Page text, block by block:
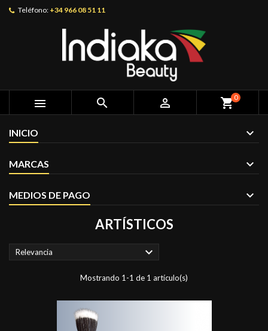
Teléfono: +34 966 08 51 11
   shopping_cart0
INICIO
MARCAS
MEDIOS DE PAGO
ARTÍSTICOS
Relevancia 
Mostrando 1-1 de 1 artículo(s)